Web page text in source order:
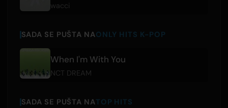
wacci
SADA SE PUŠTA NAONLY HITS K-POP
When I'm With You
NCT DREAM
SADA SE PUŠTA NATOP HITS